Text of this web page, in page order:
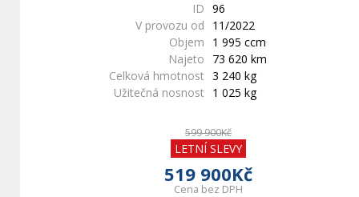
ID 96
V provozu od
11/2022
Objem
1 995 ccm
Najeto
73 620 km
Celková hmotnost 3 240 kg
Užitečná nosnost
1 025 kg
599 900Kč
LETNÍ SLEVY
519 900Kč
Cena bez DPH